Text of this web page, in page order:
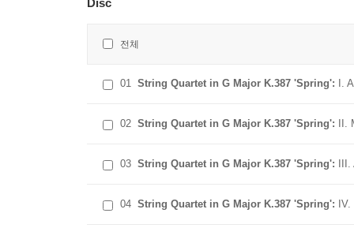
Disc
전체
01 String Quartet in G Major K.387 'Spring': I.
02 String Quartet in G Major K.387 'Spring': II.
03 String Quartet in G Major K.387 'Spring':
04 String Quartet in G Major K.387 'Spring':